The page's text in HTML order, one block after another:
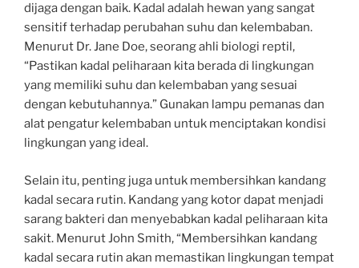
dijaga dengan baik. Kadal adalah hewan yang sangat
sensitif terhadap perubahan suhu dan kelembaban.
Menurut Dr. Jane Doe, seorang ahli biologi reptil,
“Pastikan kadal peliharaan kita berada di lingkungan
yang memiliki suhu dan kelembaban yang sesuai
dengan kebutuhannya.” Gunakan lampu pemanas dan
alat pengatur kelembaban untuk menciptakan kondisi
lingkungan yang ideal.
Selain itu, penting juga untuk membersihkan kandang
kadal secara rutin. Kandang yang kotor dapat menjadi
sarang bakteri dan menyebabkan kadal peliharaan kita
sakit. Menurut John Smith, “Membersihkan kandang
kadal secara rutin akan memastikan lingkungan tempat